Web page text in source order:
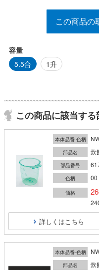
この商品の
容量
5.5合
1升
この商品に該当す
本体品番-色柄
部品名 炊
部品番号
色柄 00
価格
詳しくはこちら
本体品番-色柄
部品名 炊